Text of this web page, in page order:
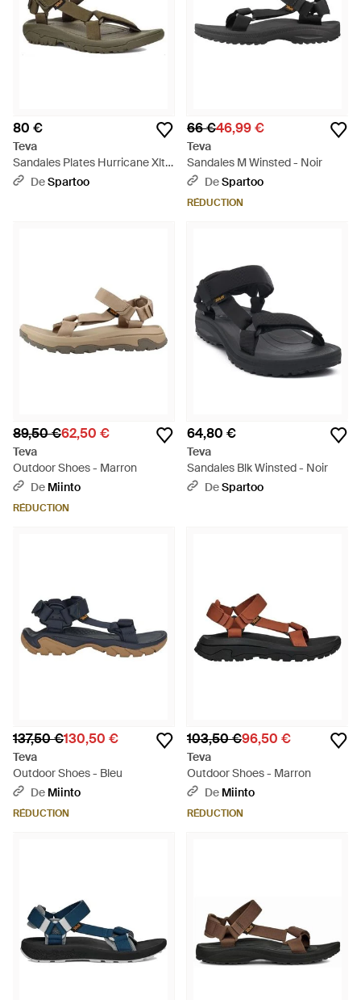
80 €
Teva
Sandales Plates Hurricane Xlt2
- Vert
DeSpartoo
66 €46,99 €
Teva
Sandales M Winsted - Noir
DeSpartoo
RÉDUCTION
89,50 €62,50 €
Teva
Outdoor Shoes - Marron
De Miinto
RÉDUCTION
64,80 €
Teva
Sandales Blk Winsted - Noir
DeSpartoo
137,50 €130,50 €
Teva
Outdoor Shoes - Bleu
De Miinto
RÉDUCTION
103,50 €96,50 €
Teva
Outdoor Shoes - Marron
De Miinto
RÉDUCTION